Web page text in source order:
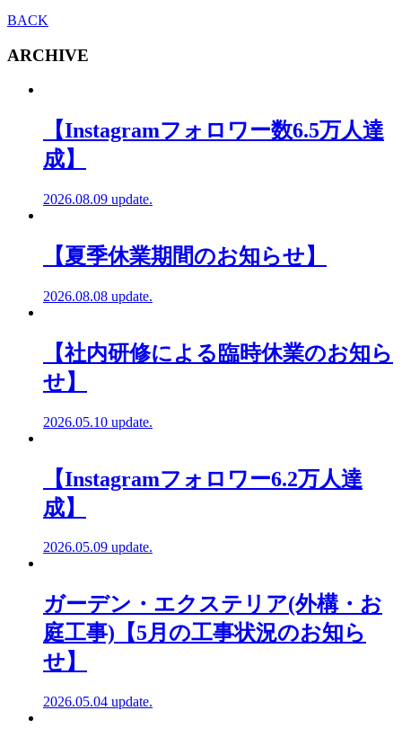
BACK
ARCHIVE
【Instagramフォロワー数6.5万人達
成】
2026.08.09 update.
【夏季休業期間のお知らせ】
2026.08.08 update.
【社内研修による臨時休業のお知ら
せ】
2026.05.10 update.
【Instagramフォロワー6.2万人達
成】
2026.05.09 update.
ガーデン・エクステリア(外構・お
庭工事)【5月の工事状況のお知ら
せ】
2026.05.04 update.